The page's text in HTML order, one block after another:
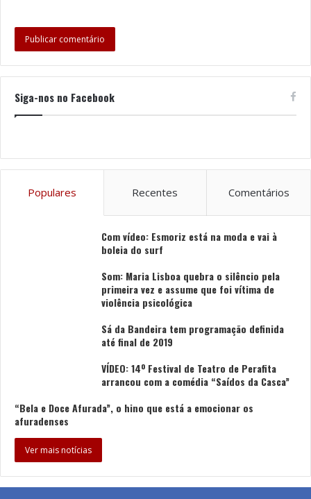
Siga-nos no Facebook
Populares Recentes Comentários
Com vídeo: Esmoriz está na moda e vai à
boleia do surf
Som: Maria Lisboa quebra o silêncio pela
primeira vez e assume que foi vítima de
violência psicológica
Sá da Bandeira tem programação definida
até final de 2019
VÍDEO: 14º Festival de Teatro de Perafita
arrancou com a comédia “Saídos da Casca”
“Bela e Doce Afurada”, o hino que está a emocionar os
afuradenses
Ver mais notícias